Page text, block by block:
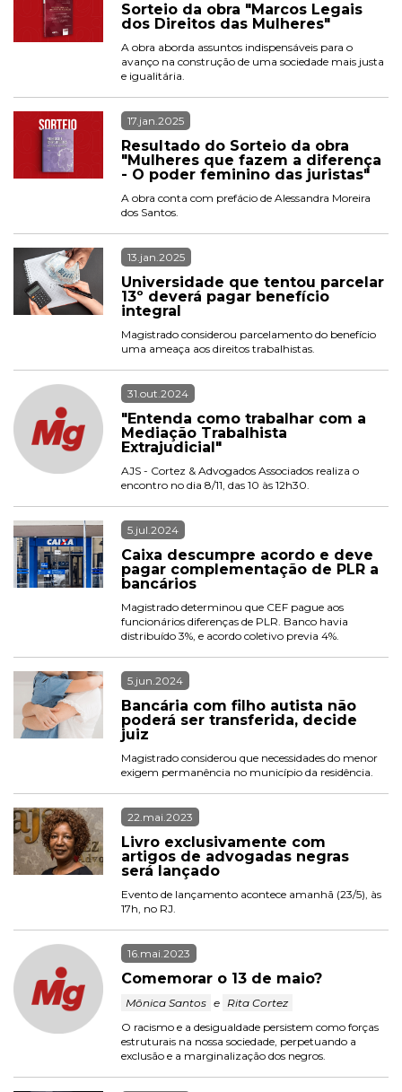
Sorteio da obra "Marcos Legais
dos Direitos das Mulheres"
A obra aborda assuntos indispensáveis para o
avanço na construção de uma sociedade mais justa
e igualitária.
17.jan.2025
Resultado do Sorteio da obra
"Mulheres que fazem a diferença
- O poder feminino das juristas"
A obra conta com prefácio de Alessandra Moreira
dos Santos.
13.jan.2025
Universidade que tentou parcelar
13º deverá pagar benefício
integral
Magistrado considerou parcelamento do benefício
uma ameaça aos direitos trabalhistas.
31.out.2024
"Entenda como trabalhar com a
Mediação Trabalhista
Extrajudicial"
AJS - Cortez & Advogados Associados realiza o
encontro no dia 8/11, das 10 às 12h30.
5.jul.2024
Caixa descumpre acordo e deve
pagar complementação de PLR a
bancários
Magistrado determinou que CEF pague aos
funcionários diferenças de PLR. Banco havia
distribuído 3%, e acordo coletivo previa 4%.
5.jun.2024
Bancária com filho autista não
poderá ser transferida, decide
juiz
Magistrado considerou que necessidades do menor
exigem permanência no município da residência.
22.mai.2023
Livro exclusivamente com
artigos de advogadas negras
será lançado
Evento de lançamento acontece amanhã (23/5), às
17h, no RJ.
16.mai.2023
Comemorar o 13 de maio?
Mônica Santos e Rita Cortez
O racismo e a desigualdade persistem como forças
estruturais na nossa sociedade, perpetuando a
exclusão e a marginalização dos negros.